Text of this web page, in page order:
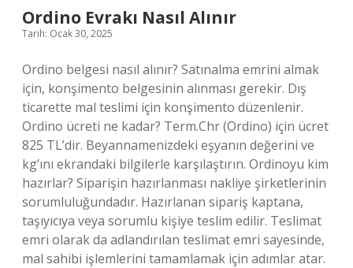
Ordino Evrakı Nasıl Alınır
Tarih: Ocak 30, 2025
Ordino belgesi nasıl alınır? Satınalma emrini almak
için, konşimento belgesinin alınması gerekir. Dış
ticarette mal teslimi için konşimento düzenlenir.
Ordino ücreti ne kadar? Term.Chr (Ordino) için ücret
825 TL’dir. Beyannamenizdeki eşyanın değerini ve
kg’ını ekrandaki bilgilerle karşılaştırın. Ordinoyu kim
hazırlar? Siparişin hazırlanması nakliye şirketlerinin
sorumluluğundadır. Hazırlanan sipariş kaptana,
taşıyıcıya veya sorumlu kişiye teslim edilir. Teslimat
emri olarak da adlandırılan teslimat emri sayesinde,
mal sahibi işlemlerini tamamlamak için adımlar atar.